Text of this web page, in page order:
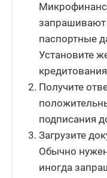
паспортные
Установите
Получите
подписания
Загрузите
Обычно
иногда